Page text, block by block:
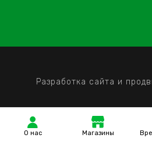
О нас Магазины
Разработка сайта и